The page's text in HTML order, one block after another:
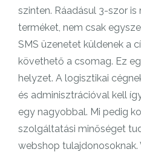
szinten. Ráadásul 3-szor is
terméket, nem csak
SMS üzenetet küldenek a
követhető a csomag. Ez
helyzet. A logisztikai
és adminisztrációval kell
egy nagyobbal. Mi pedig
szolgáltatási minőséget
webshop tulajdonosoknak.